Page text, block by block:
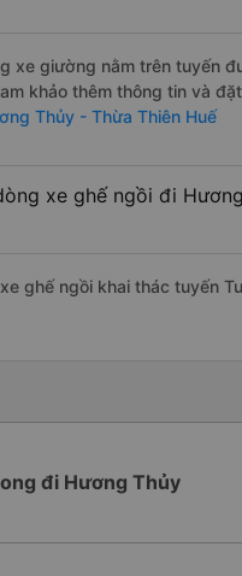
xe giường nằm trên tuyến
khảo thêm thông tin và
Thủy - Thừa Thiên Huế
xe ghế ngồi đi
ghế ngồi khai thác tuyến
đi Hương Thủy